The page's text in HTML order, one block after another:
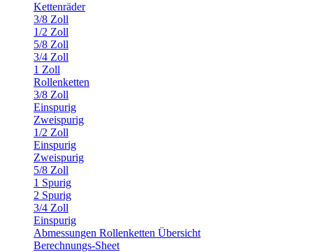
Kettenräder
3/8 Zoll
1/2 Zoll
5/8 Zoll
3/4 Zoll
1 Zoll
Rollenketten
3/8 Zoll
Einspurig
Zweispurig
1/2 Zoll
Einspurig
Zweispurig
5/8 Zoll
1 Spurig
2 Spurig
3/4 Zoll
Einspurig
Abmessungen Rollenketten Übersicht
Berechnungs-Sheet